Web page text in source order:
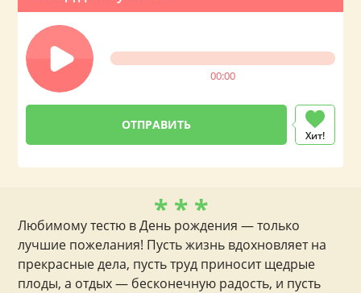
00:00
Хит!
* * *
Любимому тестю в День рождения — только
лучшие пожелания! Пусть жизнь вдохновляет на
прекрасные дела, пусть труд приносит щедрые
плоды, а отдых — бесконечную радость, и пусть